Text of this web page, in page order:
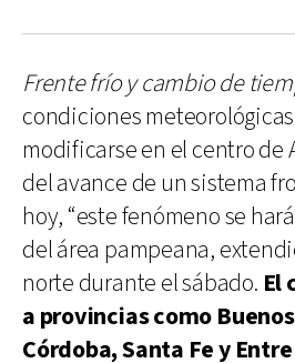
Frente frío y cambio de
condiciones
modificarse en el centro de
del avance de un sistema
hoy, “este fenómeno se
del área pampeana,
norte durante el sábado. El
a provincias como
Córdoba, Santa Fe y